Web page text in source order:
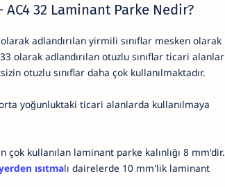
AC4 32 Laminant Parke Nedir?
adlandırılan yirmili sınıflar mesken olarak
olarak adlandırılan otuzlu sınıflar ticari alanlar
otuzlu sınıflar daha çok kullanılmaktadır.
yoğunluktaki ticari alanlarda kullanılmaya
kullanılan laminant parke kalınlığı 8 mm'dir.
ısıtmalı dairelerde 10 mm'lik laminant